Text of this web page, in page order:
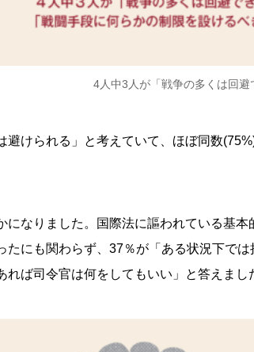
4人中3人が「戦争の多くは回避
けられる」と考えていて、ほぼ同数
なりました。国際法に謳われている基
たにも関わらず、37％が「ある状況下で
ば司令官は何をしてもいい」と答えまし